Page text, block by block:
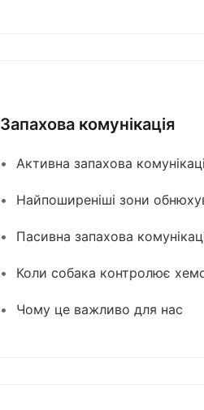
Запахова комунікація
Активна запахова
Найпоширеніші зони
Пасивна запахова
Коли собака контролює
Чому це важливо для нас